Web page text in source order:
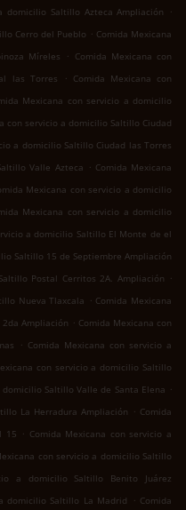
domicilio Saltillo Azteca Ampliación
.
Cerro del Pueblo . Comida Mexicana
Míreles
. Comida Mexicana con
las Torres
. Comida Mexicana con
Mexicana con servicio a domicilio
con servicio a domicilio Saltillo Ciudad
a domicilio Saltillo Ciudad las Torres
Valle Azteca . Comida Mexicana
Mexicana con servicio a domicilio
Mexicana con servicio a domicilio
a domicilio Saltillo El Monte de el
Saltillo 15 de Septiembre Ampliación
Postal Cerritos 2A. Ampliación .
Nueva Tlaxcala . Comida Mexicana
Ampliación . Comida Mexicana con
. Comida Mexicana con servicio a
con servicio a domicilio Saltillo
Saltillo Valle de Santa Elena .
La Herradura Ampliación . Comida
15 . Comida Mexicana con servicio a
con servicio a domicilio Saltillo
a domicilio Saltillo Benito Juárez
domicilio Saltillo La Madrid . Comida